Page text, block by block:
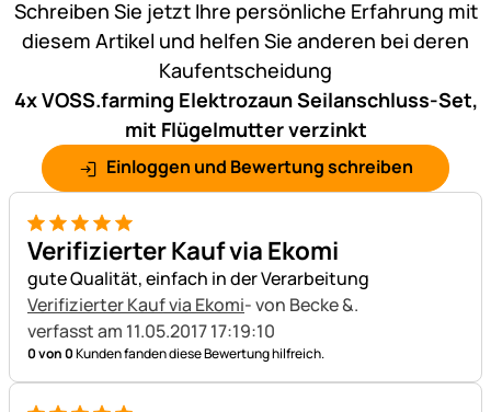
Schreiben Sie jetzt Ihre persönliche Erfahrung mit
diesem Artikel und helfen Sie anderen bei deren
Kaufentscheidung
4x VOSS.farming Elektrozaun Seilanschluss-Set,
mit Flügelmutter verzinkt
Einloggen und Bewertung schreiben
5 von 5
Verifizierter Kauf via Ekomi
gute Qualität, einfach in der Verarbeitung
Verifizierter Kauf via Ekomi- von Becke &.
verfasst am 11.05.2017 17:19:10
0 von 0Kunden fanden diese Bewertung hilfreich.